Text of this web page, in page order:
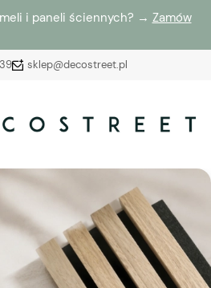
i paneli ściennych? → Zamów
sklep@decostreet.pl
Załóż konto
z naszej aktualnej oferty lub